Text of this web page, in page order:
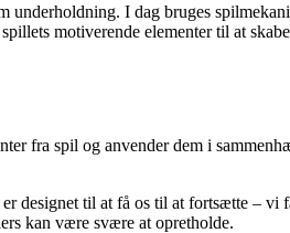
I dag bruges
motiverende elementer til at
fra spil og anvender dem i
designet til at få os til at fortsætte – vi
kan være svære at opretholde.